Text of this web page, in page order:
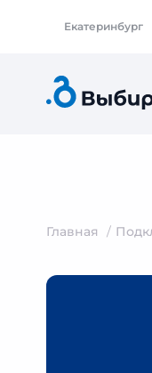
Екатеринбург
Главная